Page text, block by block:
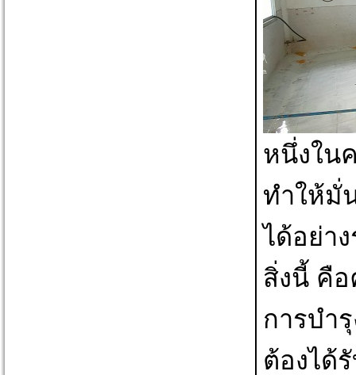
หนึ่งใน
ทำให้มั่
ได้อย่า
สิ่งนี้ คื
การบำ
ต้องได้